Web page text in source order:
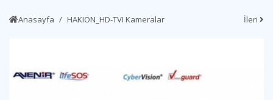
Anasayfa HAKION_HD-TVI Kameralar İleri